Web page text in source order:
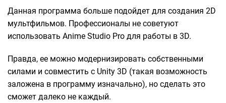
Данная программа больше подойдет для создания 2D
мультфильмов. Профессионалы не советуют
использовать Anime Studio Pro для работы в 3D.
Правда, ее можно модернизировать собственными
силами и совместить с Unity 3D (такая возможность
заложена в программу изначально), но сделать это
сможет далеко не каждый.